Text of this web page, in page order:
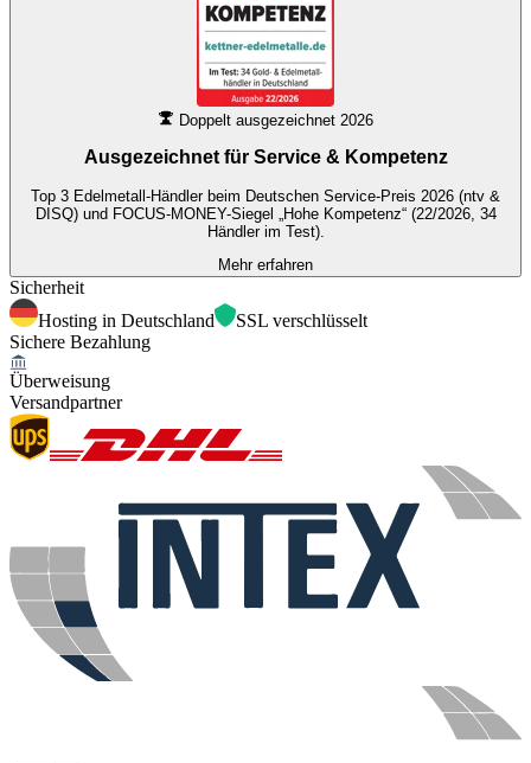
Doppelt ausgezeichnet 2026
Ausgezeichnet für Service & Kompetenz
Top 3 Edelmetall-Händler beim Deutschen Service-Preis 2026 (ntv &
DISQ) und FOCUS-MONEY-Siegel „Hohe Kompetenz“ (22/2026, 34
Händler im Test).
Mehr erfahren
Sicherheit
Hosting in Deutschland
SSL verschlüsselt
Sichere Bezahlung
Überweisung
Versandpartner